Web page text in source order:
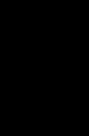
à Châteauroux